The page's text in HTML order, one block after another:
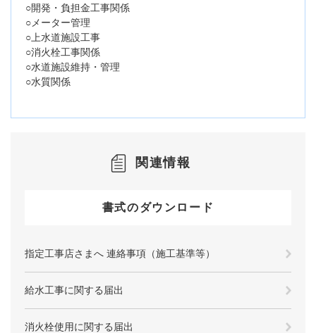
○開発・負担金工事関係
○メーター管理
○上水道施設工事
○消火栓工事関係
○水道施設維持・管理
○水質関係
関連情報
書式のダウンロード
指定工事店さまへ 連絡事項（施工基準等）
給水工事に関する届出
消火栓使用に関する届出